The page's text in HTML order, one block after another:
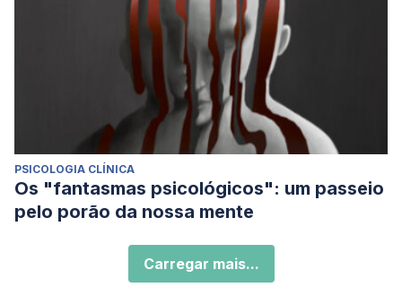
PSICOLOGIA CLÍNICA
Os "fantasmas psicológicos": um passeio
pelo porão da nossa mente
Carregar mais...